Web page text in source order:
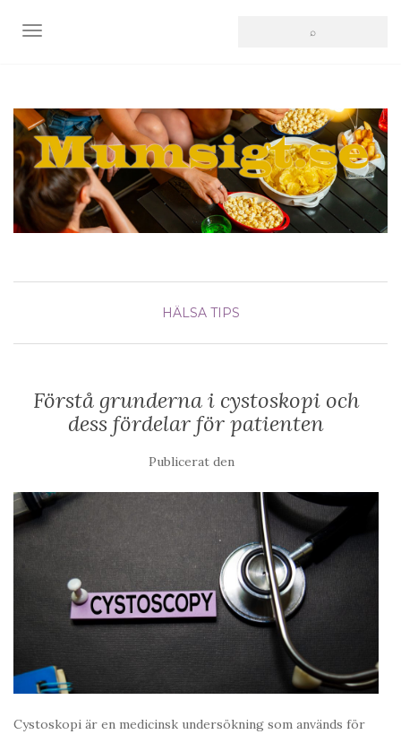
SLÅ PÅ/AV NAVIGERING
HÄLSA TIPS
Förstå grunderna i cystoskopi och
dess fördelar för patienten
Publicerat den
Cystoskopi är en medicinsk undersökning som används för